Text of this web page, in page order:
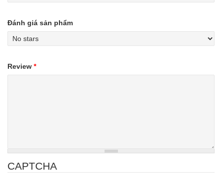
Đánh giá sản phẩm
Review *
CAPTCHA